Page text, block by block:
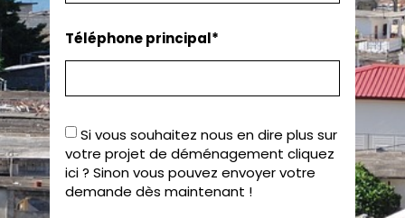
Téléphone principal*
Si vous souhaitez nous en dire plus sur
votre projet de déménagement cliquez
ici ? Sinon vous pouvez envoyer votre
demande dès maintenant !